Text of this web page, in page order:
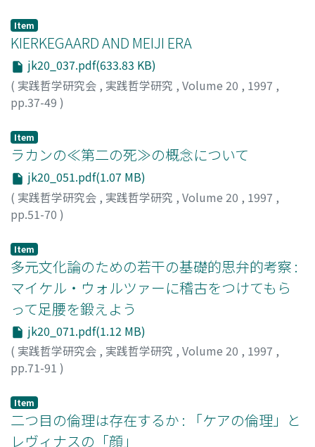
Item
KIERKEGAARD AND MEIJI ERA
jk20_037.pdf(633.83 KB)
( 実践哲学研究会 , 実践哲学研究 , Volume 20 , 1997 ,
pp.37-49 )
Item
ラカンの≪第二の死≫の概念について
jk20_051.pdf(1.07 MB)
( 実践哲学研究会 , 実践哲学研究 , Volume 20 , 1997 ,
pp.51-70 )
Item
多元文化論のための若干の基礎的思弁的考察 :
マイケル・ウォルツァーに稽古をつけてもら
って足腰を鍛えよう
jk20_071.pdf(1.12 MB)
( 実践哲学研究会 , 実践哲学研究 , Volume 20 , 1997 ,
pp.71-91 )
Item
二つ目の倫理は存在するか : 「ケアの倫理」と
レヴィナスの「顔」